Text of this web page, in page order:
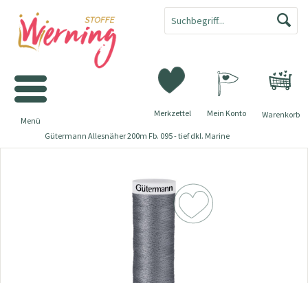
Warenkorb
Merkzettel Mein Konto
Menü
Gütermann Allesnäher 200m Fb. 095 - tief dkl. Marine